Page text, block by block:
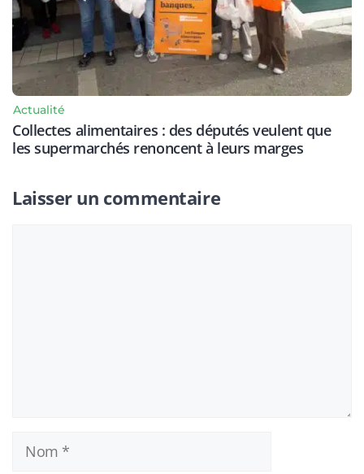
Actualité
Collectes alimentaires : des députés veulent que
les supermarchés renoncent à leurs marges
Laisser un commentaire
Nom